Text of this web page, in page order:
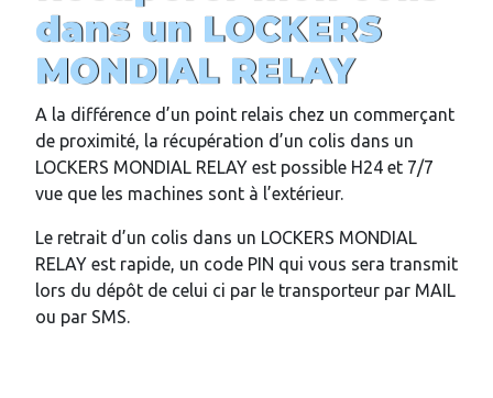
dans un LOCKERS
MONDIAL RELAY
A la différence d’un point relais chez un commerçant
de proximité, la récupération d’un colis dans un
LOCKERS MONDIAL RELAY est possible H24 et 7/7
vue que les machines sont à l’extérieur.
Le retrait d’un colis dans un LOCKERS MONDIAL
RELAY est rapide, un code PIN qui vous sera transmit
lors du dépôt de celui ci par le transporteur par MAIL
ou par SMS.